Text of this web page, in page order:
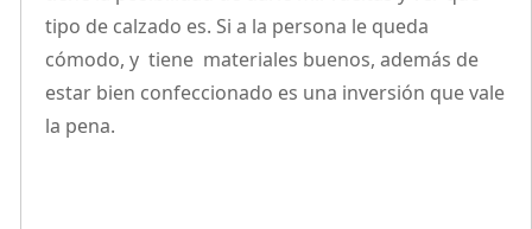
tipo de calzado es. Si a la persona le queda
cómodo, y tiene materiales buenos, además de
estar bien confeccionado es una inversión que vale
la pena.